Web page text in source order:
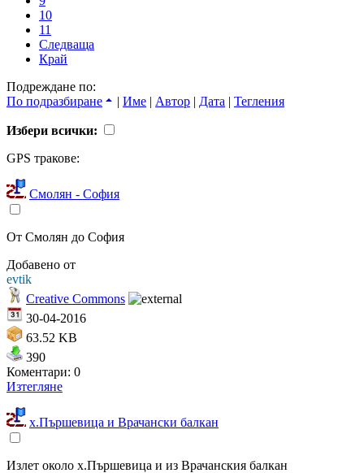
10
11
Следваща
Край
Подреждане по:
По подразбиране
| Име | Автор | Дата | Тегления
Избери всички:
GPS тракове:
Смолян - София
От Смолян до София
Добавено от
evtik
Creative Commons
30-04-2016
63.52 KB
390
Коментари: 0
Изтегляне
х.Пършевица и Врачански балкан
Излет около х.Пършевица и из Врачанския балкан